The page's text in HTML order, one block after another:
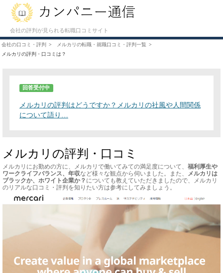
会社の評判が見られる転職口コミサイト
会社の口コミ・評判
メルカリの転職・就職口コミ・評判一覧
メルカリの評判・口コミは？
回答受付中
メルカリの評判はどうですか？メルカリの社風や人間関係
について語り…
メルカリの評判・口コミ
メルカリにお勤めの方に、メルカリで働いてみての満足度について、 福利厚生や
ワークライフバランス、年収など様々な観点から伺いました。また、 メルカリは
ブラックか、ホワイト企業か？ についても教えていただきましたので、メルカリ
のリアルな口コミ・評判を知りたい方は参考にしてみましょう。